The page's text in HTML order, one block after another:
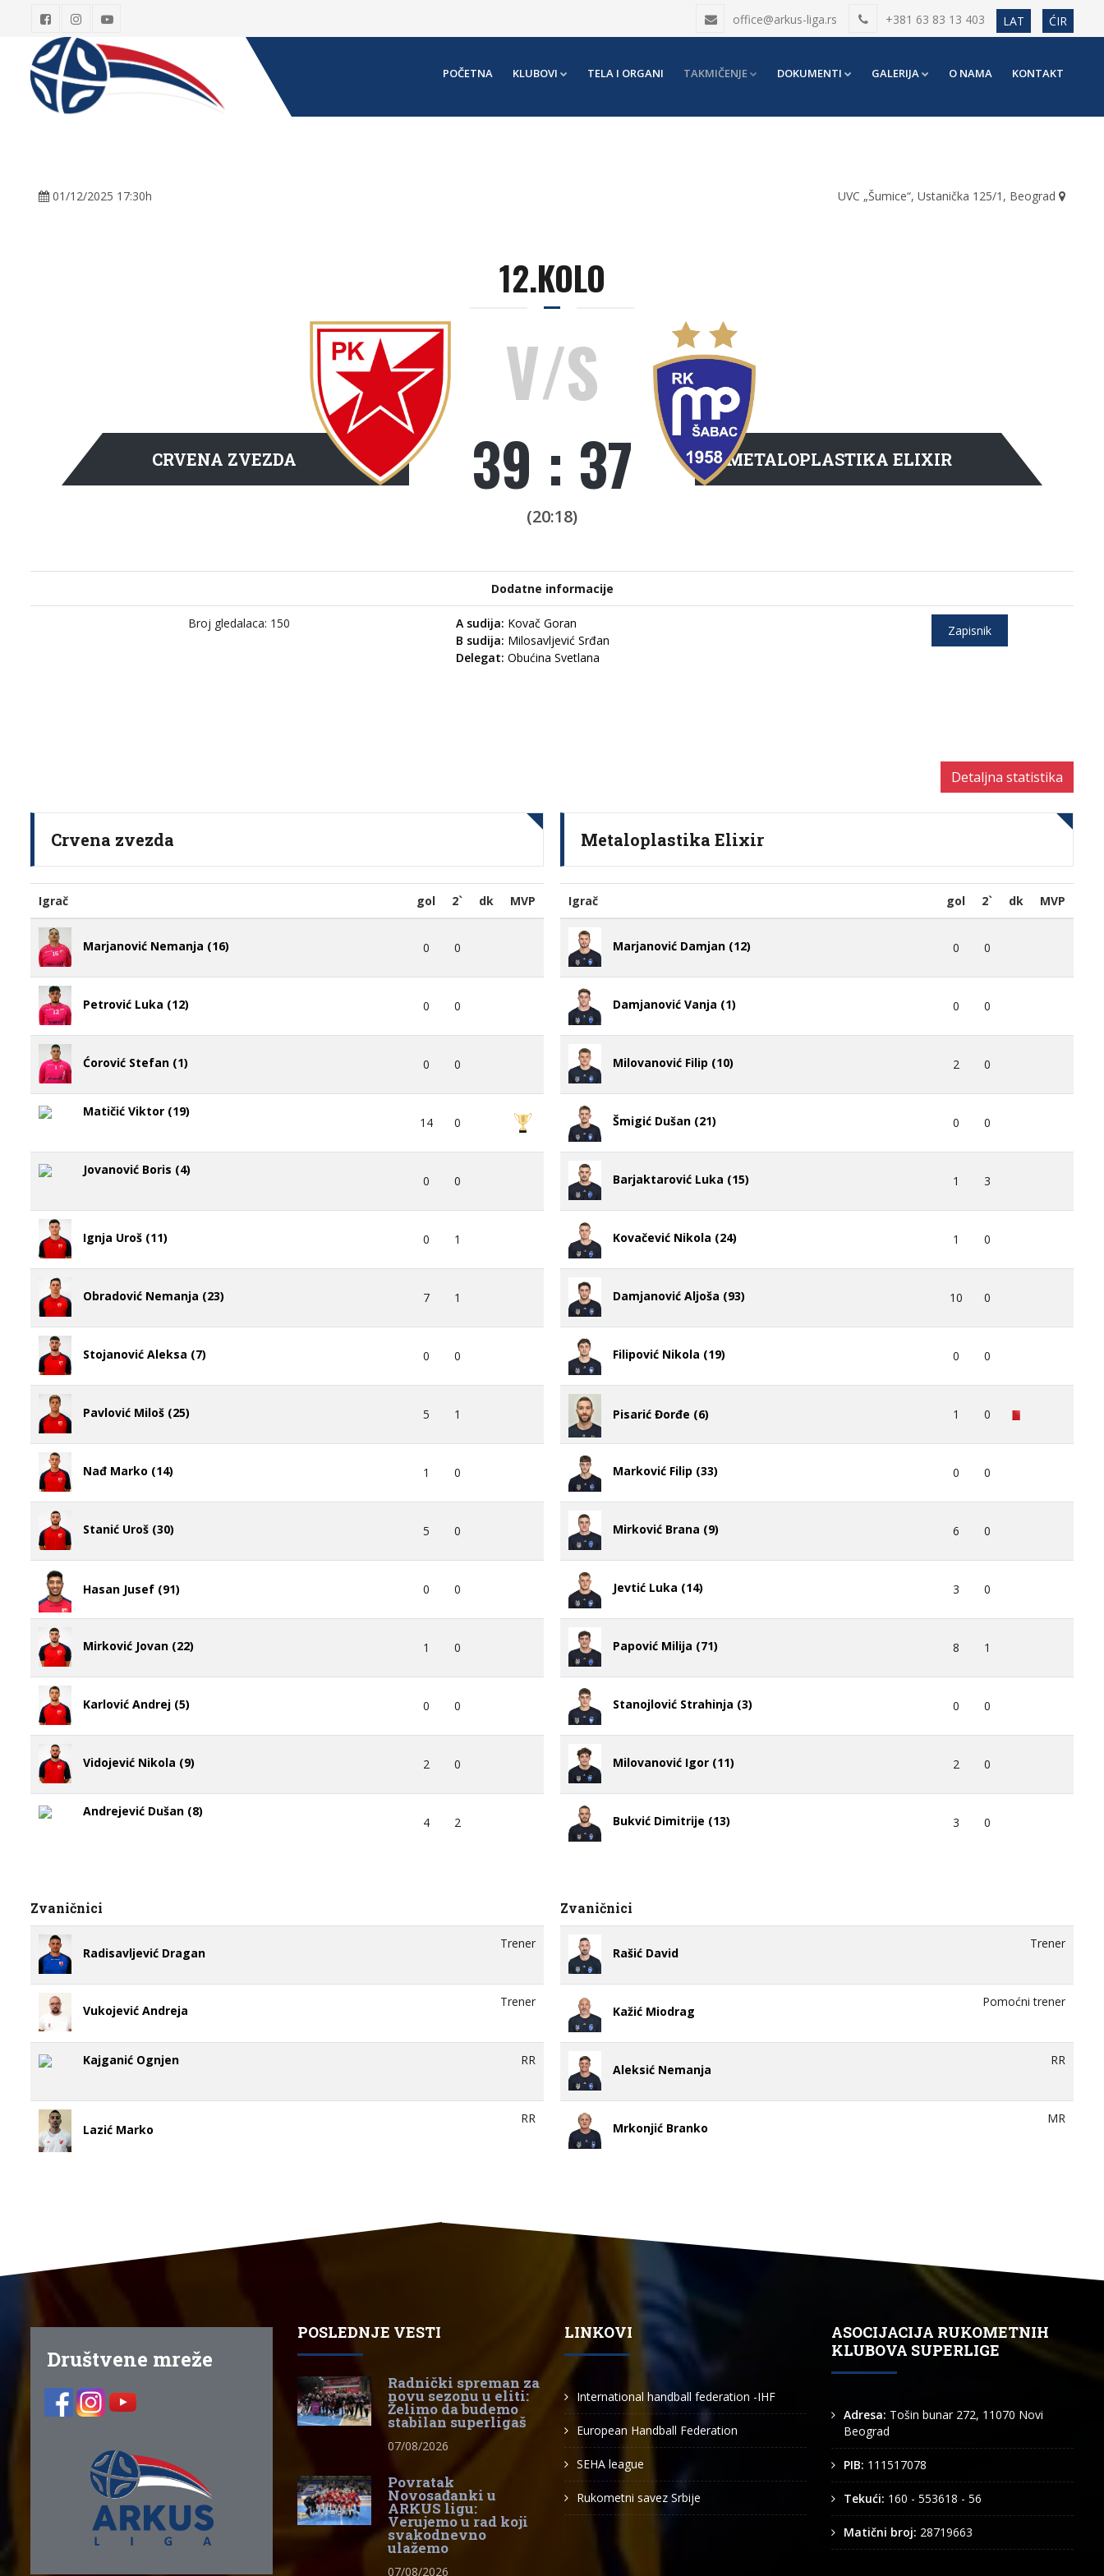
office@arkus-liga.rs +381 63 83 13 403 LAT ĆIR
POČETNA KLUBOVI TELA I ORGANI TAKMIČENJE DOKUMENTI GALERIJA O NAMA KONTAKT
01/12/2025 17:30h UVC „Šumice“, Ustanička 125/1, Beograd
12.KOLO
CRVENA ZVEZDA
V/S
39 : 37
(20:18)
METALOPLASTIKA ELIXIR
Dodatne informacije
Broj gledalaca: 150 A sudija: Kovač Goran
B sudija: Milosavljević Srđan
Delegat: Obućina Svetlana
Zapisnik
Detaljna statistika
Crvena zvezda
Igrač gol 2` dk MVP
Marjanović Nemanja (16) 0 0
Petrović Luka (12) 0 0
Ćorović Stefan (1) 0 0
Matičić Viktor (19)
14 0
Jovanović Boris (4)
0 0
Ignja Uroš (11) 0 1
Obradović Nemanja (23) 7 1
Stojanović Aleksa (7) 0 0
Pavlović Miloš (25) 5 1
Nađ Marko (14) 1 0
Stanić Uroš (30) 5 0
Hasan Jusef (91) 0 0
Mirković Jovan (22) 1 0
Karlović Andrej (5) 0 0
Vidojević Nikola (9) 2 0
Andrejević Dušan (8)
4 2
Zvaničnici
Radisavljević Dragan
Trener
Vukojević Andreja
Trener
Kajganić Ognjen RR
Lazić Marko
RR
Metaloplastika Elixir
Igrač gol 2` dk MVP
Marjanović Damjan (12) 0 0
Damjanović Vanja (1) 0 0
Milovanović Filip (10) 2 0
Šmigić Dušan (21) 0 0
Barjaktarović Luka (15) 1 3
Kovačević Nikola (24) 1 0
Damjanović Aljoša (93) 10 0
Filipović Nikola (19) 0 0
Pisarić Đorđe (6) 1 0
Marković Filip (33) 0 0
Mirković Brana (9) 6 0
Jevtić Luka (14) 3 0
Papović Milija (71) 8 1
Stanojlović Strahinja (3) 0 0
Milovanović Igor (11) 2 0
Bukvić Dimitrije (13) 3 0
Zvaničnici
Rašić David
Trener
Kažić Miodrag
Pomoćni trener
Aleksić Nemanja
RR
Mrkonjić Branko
MR
Društvene mreže
POSLEDNJE VESTI
Radnički spreman za
novu sezonu u eliti:
Želimo da budemo
stabilan superligaš
07/08/2026
Povratak
Novosađanki u
ARKUS ligu:
Verujemo u rad koji
svakodnevno
ulažemo
07/08/2026
LINKOVI
International handball federation -IHF
European Handball Federation
SEHA league
Rukometni savez Srbije
ASOCIJACIJA RUKOMETNIH
KLUBOVA SUPERLIGE
Adresa: Tošin bunar 272, 11070 Novi
Beograd
PIB: 111517078
Tekući: 160 - 553618 - 56
Matični broj: 28719663